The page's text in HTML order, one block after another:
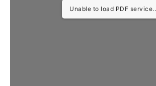
Unable to load PDF service..